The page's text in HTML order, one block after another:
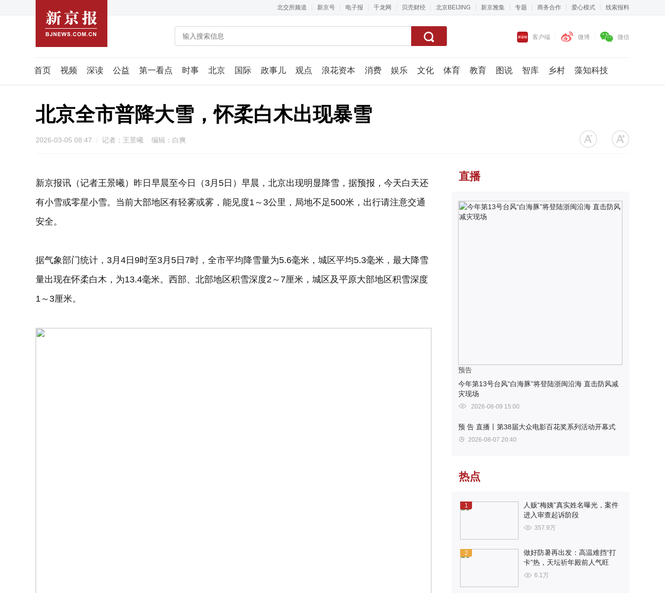
北交所频道 新京号 电子报 千龙网 贝壳财经 北京BEIJING 新京雅集 专题 商务合作 爱心模式 线索报料
客户端 微博 微信
首页 视频 深读 公益 第一看点 时事 北京 国际 政事儿 观点 浪花资本 消费 娱乐 文化 体育 教育 图说 智库 乡村 藻知科技
北京全市普降大雪，怀柔白木出现暴雪
2026-03-05 08:47 记者：王景曦 编辑：白爽
新京报讯（记者王景曦）昨日早晨至今日（3月5日）早晨，北京出现明显降雪，据预报，今天白天还
有小雪或零星小雪。当前大部地区有轻雾或雾，能见度1～3公里，局地不足500米，出行请注意交通
安全。
据气象部门统计，3月4日9时至3月5日7时，全市平均降雪量为5.6毫米，城区平均5.3毫米，最大降雪
量出现在怀柔白木，为13.4毫米。西部、北部地区积雪深度2～7厘米，城区及平原大部地区积雪深度
1～3厘米。
直播
预告
今年第13号台风“白海豚”将登陆浙闽沿海 直击防风减
灾现场
2026-08-09 15:00
预 告 直播丨第38届大众电影百花奖系列活动开幕式
2026-08-07 20:40
热点
1
人贩“梅姨”真实姓名曝光，案件
进入审查起诉阶段
357.9万
2
做好防暑再出发：高温难挡“打
卡”热，天坛祈年殿前人气旺
6.1万